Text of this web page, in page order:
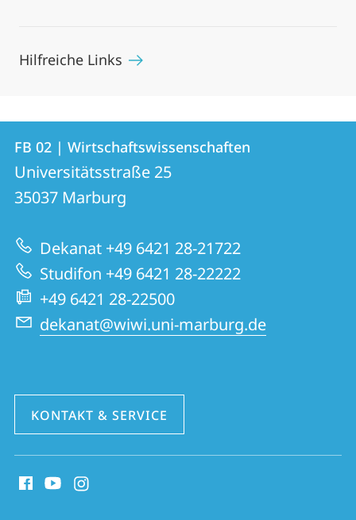
Hilfreiche Links
Kontakt
und
Informationen
zur
Website
Kontaktinformationen
FB
02
|
Wirtschaftswissenschaften
FB 02 | Wirtschaftswissenschaften
Universitätsstraße 25
35037 Marburg
Dekanat +49 6421 28-21722
Studifon +49 6421 28-22222
+49 6421 28-22500
dekanat@wiwi.uni-marburg.de
KONTAKT & SERVICE
Media